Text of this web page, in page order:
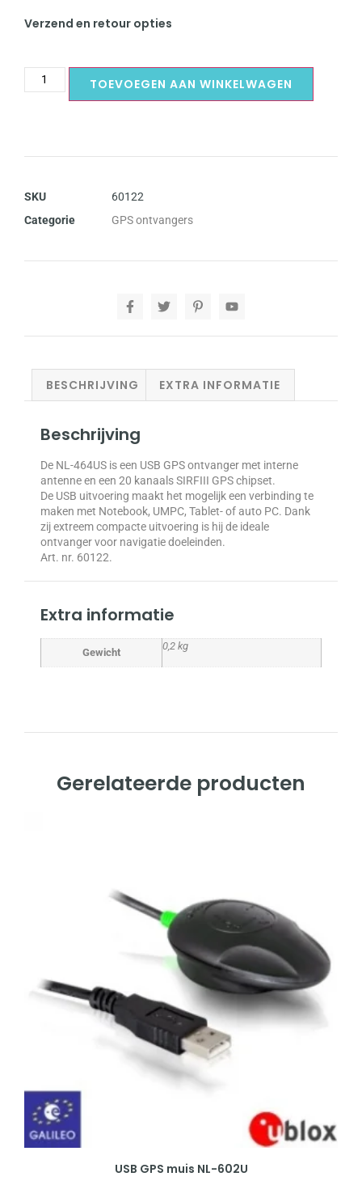
Verzend en retour opties
TOEVOEGEN AAN WINKELWAGEN
SKU
60122
Categorie
GPS ontvangers
BESCHRIJVING EXTRA INFORMATIE
Beschrijving
De NL-464US is een USB GPS ontvanger met interne
antenne en een 20 kanaals SIRFIII GPS chipset.
De USB uitvoering maakt het mogelijk een verbinding te
maken met Notebook, UMPC, Tablet- of auto PC. Dank
zij extreem compacte uitvoering is hij de ideale
ontvanger voor navigatie doeleinden.
Art. nr. 60122.
Extra informatie
Gewicht
0,2 kg
Gerelateerde producten
USB GPS muis NL-602U